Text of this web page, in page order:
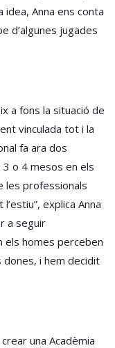
Anna ens conta
d’algunes jugades
a fons la situació de
vinculada tot i la
fa ara dos
o 4 mesos en els
les professionals
explica Anna
a seguir
els homes perceben
dones, i hem decidit
una Acadèmia